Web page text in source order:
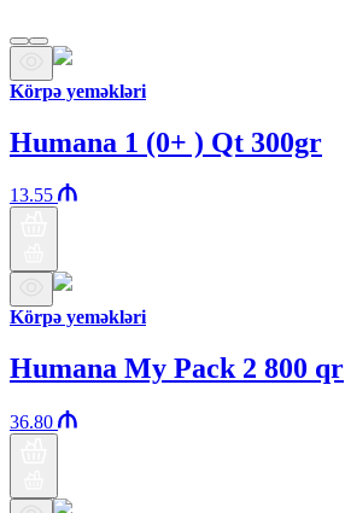
Körpə yeməkləri
Humana 1 (0+ ) Qt 300gr
13.55
Körpə yeməkləri
Humana My Pack 2 800 qr
36.80